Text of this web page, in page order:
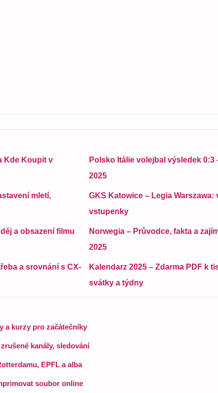
Kde Koupit v
Polsko Itálie volejbal výsledek 0:3
2025
mletí,
GKS Katowice – Legia
vstupenky
a obsazení filmu
Norwegia – Průvodce, fakta a
2025
a srovnání s CX-
Kalendarz 2025 – Zdarma PDF k
svátky a týdny
a kurzy pro začátečníky
kanály, sledování
EPFL a alba
soubor online